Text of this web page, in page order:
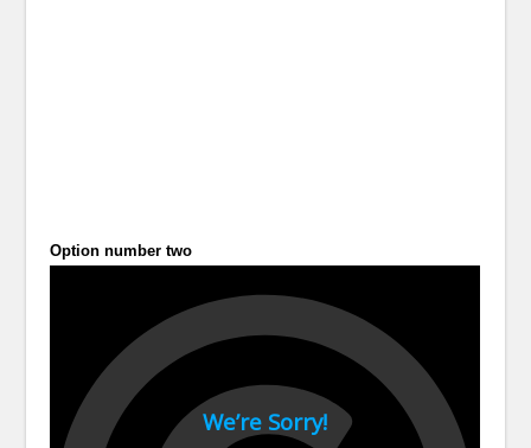
Option number two